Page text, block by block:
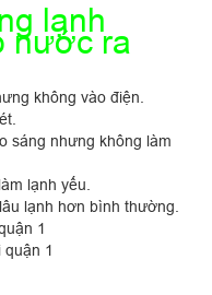
lạnh
nước ra
không vào điện.
sáng nhưng không làm
lạnh yếu.
lạnh hơn bình thường.
1
1